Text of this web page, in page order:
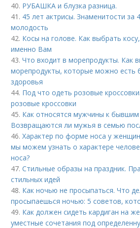
40. РУБАШКА и блузка разница.
41. 45 лет актрисы. Знаменитости за
молодость
42. Косы на голове. Как выбрать
именно Вам
43.Что входит в морепродукты. Как
морепродукты, которые можно есть
здоровья
44. Под что одеть розовые
розовые кроссовки
45. Как относятся мужчины к
Возвращаются ли мужья в семью
46.Характер по форме носа у
мы можем узнать о характере
носа?
47.Стильные образы на праздник.
стильных идей
48. Как ночью не просыпаться. Что
просыпаешься ночью: 5 советов,
49. Как должен сидеть кардиган на
уместные сочетания под